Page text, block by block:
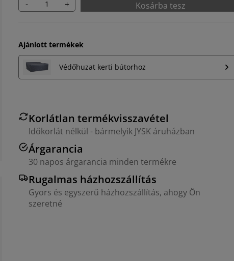
- + Kosárba tesz
Ajánlott termékek
Védőhuzat kerti bútorhoz
Korlátlan termékvisszavétel
Időkorlát nélkül - bármelyik JYSK áruházban
Árgarancia
30 napos árgarancia minden termékre
Rugalmas házhozszállítás
Gyors és egyszerű házhozszállítás, ahogy Ön
szeretné